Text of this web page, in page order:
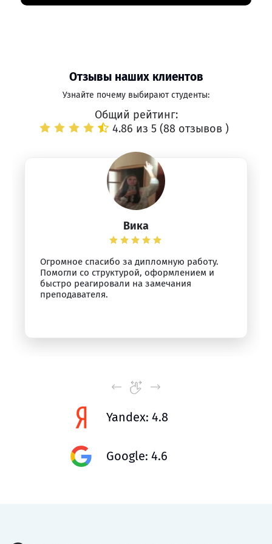
Отзывы наших клиентов
Узнайте почему выбирают студенты:
Общий рейтинг:
4.86 из 5 (88 отзывов )
Вика
Огромное спасибо за дипломную работу.
Помогли со структурой, оформлением и
быстро реагировали на замечания
преподавателя.
Yandex: 4.8
Google: 4.6